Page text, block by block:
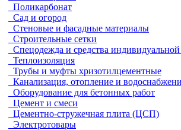
Поликарбонат
Сад и огород
Стеновые и фасадные материалы
Строительные сетки
Спецодежда и средства
Теплоизоляция
Трубы и муфты хризотилцементные
Канализация, отопление и
Оборудование для бетонных работ
Цемент и смеси
Цементно-стружечная плита (ЦСП)
Электротовары